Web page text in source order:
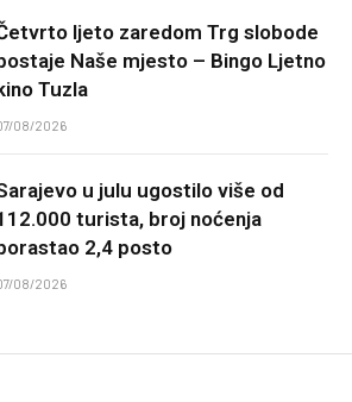
ljeto zaredom Trg slobode
Naše mjesto – Bingo Ljetno
Tuzla
08/2026
u julu ugostilo više od
turista, broj noćenja
2,4 posto
08/2026